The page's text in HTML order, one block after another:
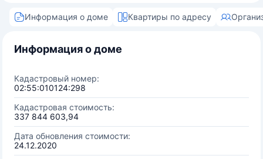
Информация о доме Квартиры по адресу
Информация о доме
Кадастровый номер:
02:55:010124:298
Кадастровая стоимость:
337 844 603,94
Дата обновления стоимости:
24.12.2020